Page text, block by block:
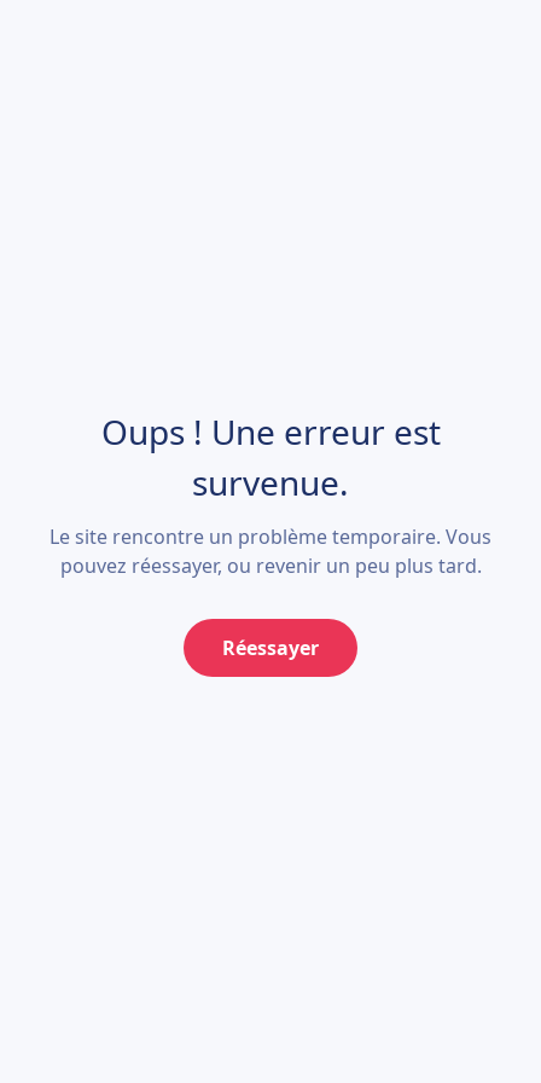
Oups ! Une erreur est
survenue.
Le site rencontre un problème temporaire. Vous
pouvez réessayer, ou revenir un peu plus tard.
Réessayer